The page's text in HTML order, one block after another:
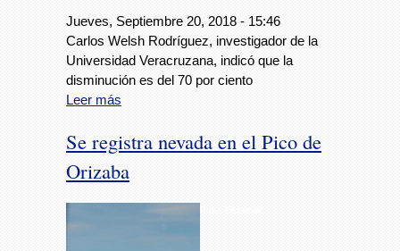
Jueves, Septiembre 20, 2018 - 15:46
Carlos Welsh Rodríguez, investigador de la
Universidad Veracruzana, indicó que la
disminución es del 70 por ciento
Leer más
Se registra nevada en el Pico de
Orizaba